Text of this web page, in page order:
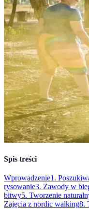
Spis treści
Wprowadzenie1.
rysowanie3. Zawody w
bitwy5. Tworzenie
Zajęcia z nordic walking8.